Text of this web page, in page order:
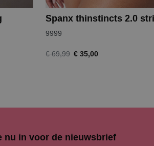
Spanx thinstincts 2.0
9999
€ 69,99 € 35,00
nu in voor de nieuwsbrief